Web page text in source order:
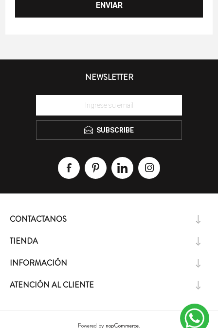
NEWSLETTER
SUBSCRIBE
CONTACTANOS
TIENDA
INFORMACIÓN
ATENCIÓN AL CLIENTE
Powered by nopCommerce.